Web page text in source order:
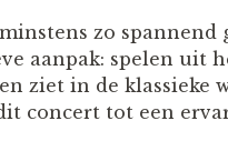
zo spannend
aanpak: spelen uit
ziet in de klassieke
concert tot een